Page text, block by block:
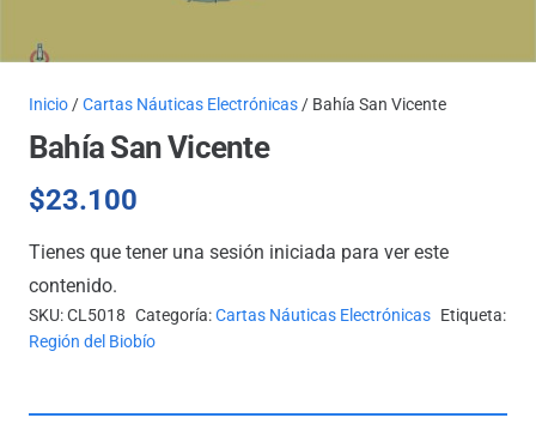
Inicio /Cartas Náuticas Electrónicas / Bahía San Vicente
Bahía San Vicente
$23.100
Tienes que tener una sesión iniciada para ver este
contenido.
SKU:CL5018 Categoría:Cartas Náuticas Electrónicas Etiqueta:
Región del Biobío